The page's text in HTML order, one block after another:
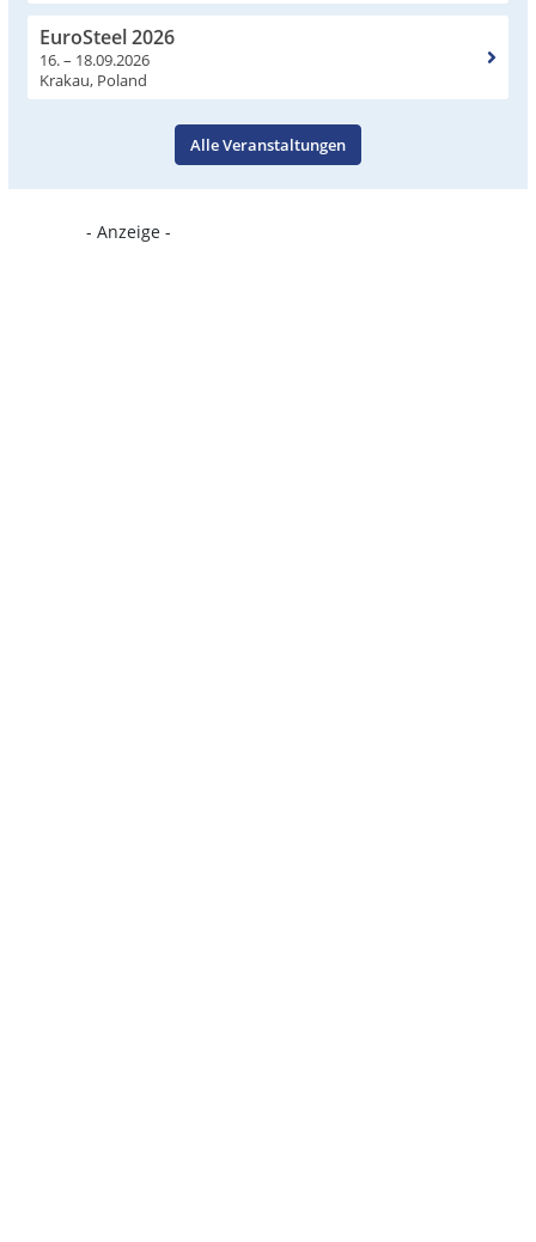
EuroSteel 2026
16. – 18.09.2026
Krakau, Poland
Alle Veranstaltungen
- Anzeige -